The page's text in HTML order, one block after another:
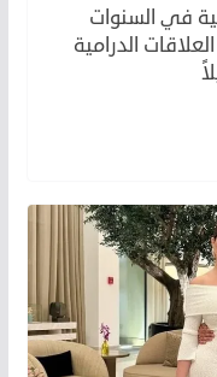
في السنوات
الدرامية